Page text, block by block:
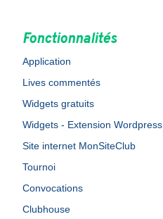
Fonctionnalités
Application
Lives commentés
Widgets gratuits
Widgets - Extension Wordpress
Site internet MonSiteClub
Tournoi
Convocations
Clubhouse